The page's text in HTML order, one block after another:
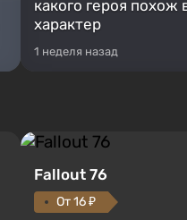
какого героя похож
характер
1 неделя назад
Fallout 76
От 16 ₽